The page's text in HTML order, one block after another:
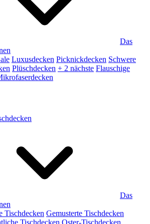
Das
Luxusdecken Picknickdecken Schwere
Plüschdecken + 2 nächste Flauschige
Das
Tischdecken Gemusterte Tischdecken
Tischdecken Oster-Tischdecken